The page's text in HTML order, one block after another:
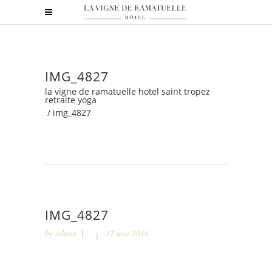
IMG_4827
la vigne de ramatuelle hotel saint tropez
retraite yoga
/ img_4827
IMG_4827
by admin 12 mai 2016